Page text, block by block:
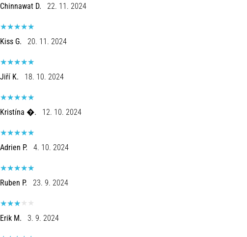
Chinnawat D. 22. 11. 2024
Kiss G. 20. 11. 2024
Jiří K. 18. 10. 2024
Kristína �. 12. 10. 2024
Adrien P. 4. 10. 2024
Ruben P. 23. 9. 2024
Erik M. 3. 9. 2024